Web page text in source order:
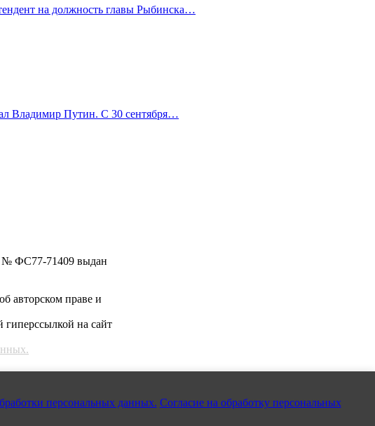
на должность главы Рыбинска…
Владимир Путин. С 30 сентября…
№ ФС77-71409 выдан
авторском праве и
гиперссылкой на сайт
персональных данных. Согласие на обработку персональных